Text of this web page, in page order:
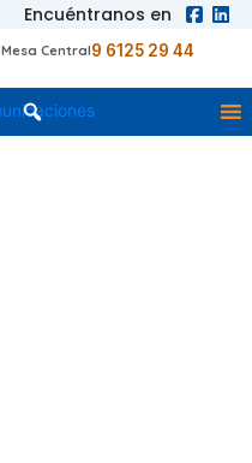
Encuéntranos en
Mesa Central9 6125 29 44